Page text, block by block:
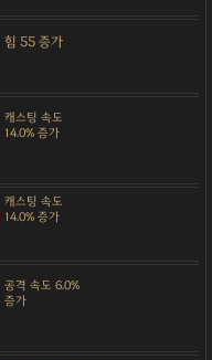
힘 55 증가
캐스팅 속도
14.0% 증가
캐스팅 속도
14.0% 증가
공격 속도 6.0%
증가